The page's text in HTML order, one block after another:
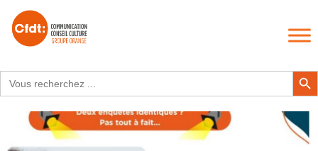
for:
Search